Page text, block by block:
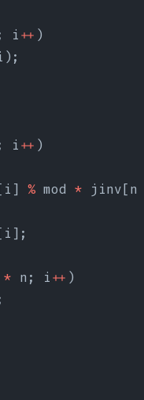
i++ )
i++ )
% mod *
* n; i++ )